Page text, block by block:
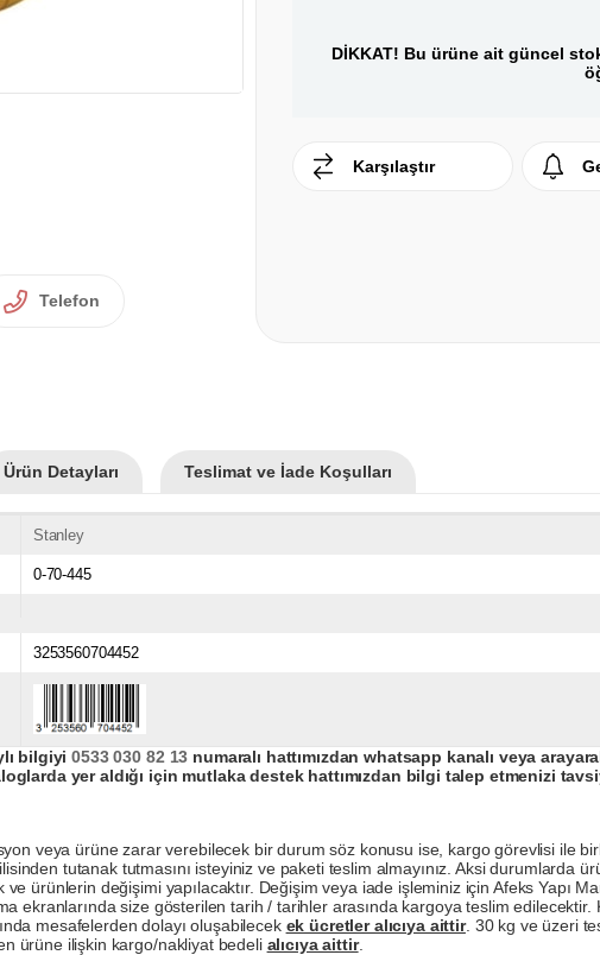
Telefon
DİKKAT! Bu ürüne ait güncel
Karşılaştır
Ürün Detayları Teslimat ve İade Koşulları
Stanley
0-70-445
3253560704452
bilgiyi0533 030 82 13 numaralı hattımızdan whatsapp kanalı veya
yer aldığı için mutlaka destek hattımızdan bilgi talep etmenizi
veya ürüne zarar verebilecek bir durum söz konusu ise, kargo görevlisi ile
tutanak tutmasını isteyiniz ve paketi teslim almayınız. Aksi durumlarda
ürünlerin değişimi yapılacaktır. Değişim veya iade işleminiz için Afeks Yapı
ekranlarında size gösterilen tarih / tarihler arasında kargoya teslim
mesafelerden dolayı oluşabilecek ek ücretler alıcıya aittir. 30 kg ve üzeri
ürüne ilişkin kargo/nakliyat bedeli alıcıya aittir.